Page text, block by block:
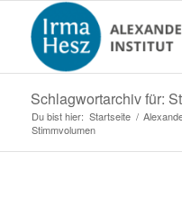
Schlagwortarchiv für:
Du bist hier: Startseite /
Stimmvolumen